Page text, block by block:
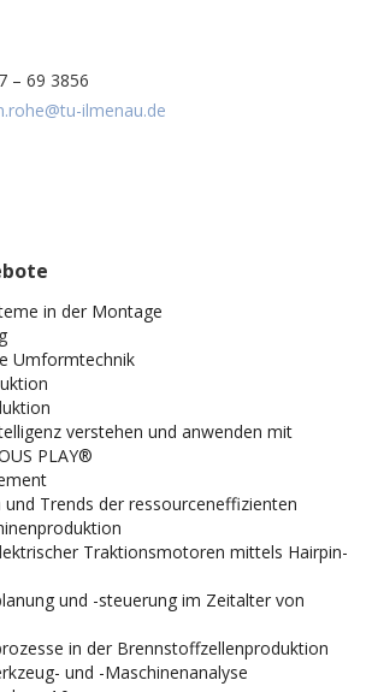
– 69 3856
ilmenau.de
in der Montage
Umformtechnik
verstehen und anwenden mit
PLAY®
Trends der ressourceneffizienten
Traktionsmotoren mittels Hairpin-
und -steuerung im Zeitalter von
in der Brennstoffzellenproduktion
und -Maschinenanalyse